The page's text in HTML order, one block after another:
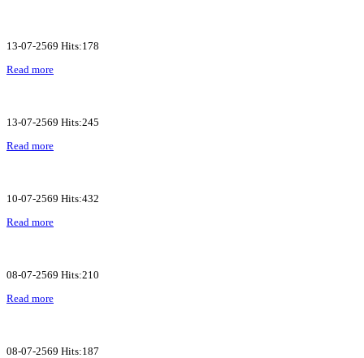
13-07-2569 Hits:178
Read more
13-07-2569 Hits:245
Read more
10-07-2569 Hits:432
Read more
08-07-2569 Hits:210
Read more
08-07-2569 Hits:187